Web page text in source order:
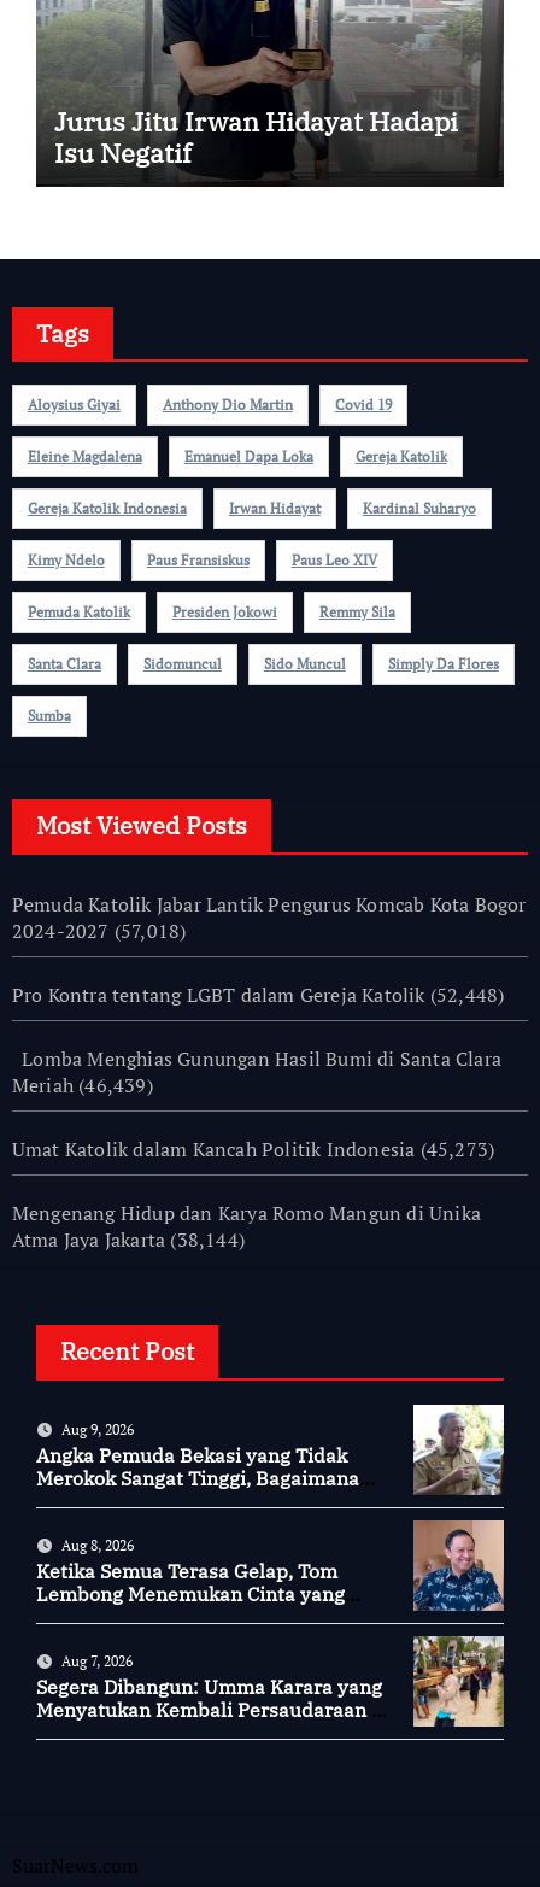
Jurus Jitu Irwan Hidayat Hadapi
Isu Negatif
Tags
Aloysius Giyai Anthony Dio Martin Covid 19
Eleine Magdalena Emanuel Dapa Loka Gereja Katolik
Gereja Katolik Indonesia Irwan Hidayat Kardinal Suharyo
Kimy Ndelo Paus Fransiskus Paus Leo XIV
Pemuda Katolik Presiden Jokowi Remmy Sila
Santa Clara Sidomuncul Sido Muncul Simply Da Flores
Sumba
Most Viewed Posts
Pemuda Katolik Jabar Lantik Pengurus Komcab Kota Bogor
2024-2027 (57,018)
Pro Kontra tentang LGBT dalam Gereja Katolik (52,448)
Lomba Menghias Gunungan Hasil Bumi di Santa Clara
Meriah (46,439)
Umat Katolik dalam Kancah Politik Indonesia (45,273)
Mengenang Hidup dan Karya Romo Mangun di Unika
Atma Jaya Jakarta (38,144)
Recent Post
Aug 9, 2026
Angka Pemuda Bekasi yang Tidak
Merokok Sangat Tinggi, Bagaimana
Aug 8, 2026
Ketika Semua Terasa Gelap, Tom
Lembong Menemukan Cinta yang
Aug 7, 2026
Segera Dibangun: Umma Karara yang
Menyatukan Kembali Persaudaraan di
SuarNews.com